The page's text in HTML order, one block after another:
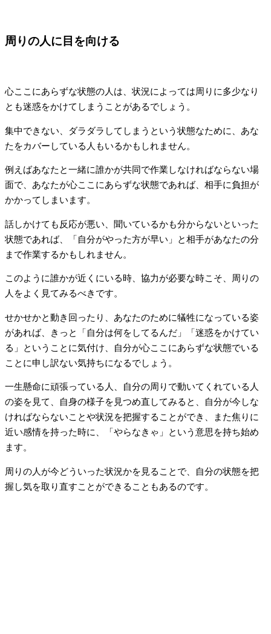
周りの人に目を向ける
心ここにあらずな状態の人は、状況によっては周りに多少なり
とも迷惑をかけてしまうことがあるでしょう。
集中できない、ダラダラしてしまうという状態なために、あな
たをカバーしている人もいるかもしれません。
例えばあなたと一緒に誰かが共同で作業しなければならない場
面で、あなたが心ここにあらずな状態であれば、相手に負担が
かかってしまいます。
話しかけても反応が悪い、聞いているかも分からないといった
状態であれば、「自分がやった方が早い」と相手があなたの分
まで作業するかもしれません。
このように誰かが近くにいる時、協力が必要な時こそ、周りの
人をよく見てみるべきです。
せかせかと動き回ったり、あなたのために犠牲になっている姿
があれば、きっと「自分は何をしてるんだ」「迷惑をかけてい
る」ということに気付け、自分が心ここにあらずな状態でいる
ことに申し訳ない気持ちになるでしょう。
一生懸命に頑張っている人、自分の周りで動いてくれている人
の姿を見て、自身の様子を見つめ直してみると、自分が今しな
ければならないことや状況を把握することができ、また焦りに
近い感情を持った時に、「やらなきゃ」という意思を持ち始め
ます。
周りの人が今どういった状況かを見ることで、自分の状態を把
握し気を取り直すことができることもあるのです。